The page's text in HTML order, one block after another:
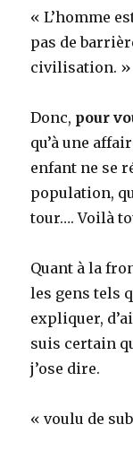
« L’homme
pas de
civilisation. »
Donc, pour
qu’à une
enfant ne se
population,
tour…. Voilà
Quant à la
les gens tels
expliquer,
suis certain
j’ose dire.
« voulu de